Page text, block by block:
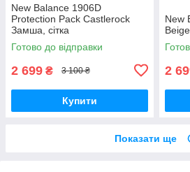
New Balance 1906D
Protection Pack Castlerock
Замша, сітка
Готово до відправки
2 699 ₴ 3 100 ₴
Купити
New
2
Показати ще